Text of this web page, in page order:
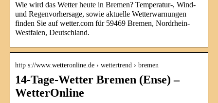
Wie wird das Wetter heute in Bremen? Temperatur-, Wind-
und Regenvorhersage, sowie aktuelle Wetterwarnungen
finden Sie auf wetter.com für 59469 Bremen, Nordrhein-
Westfalen, Deutschland.
http s://www.wetteronline.de › wettertrend › bremen
14-Tage-Wetter Bremen (Ense) –
WetterOnline